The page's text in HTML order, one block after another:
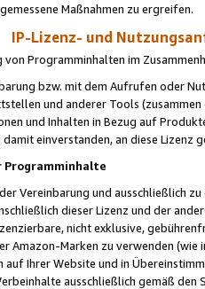
Maßnahmen zu ergreifen.
IP-Lizenz- und
von Programminhalten im
bzw. mit dem Aufrufen oder
und anderer Tools (zusammen
und Inhalten in Bezug auf
einverstanden, an diese Lizenz
Programminhalte
Vereinbarung und ausschließlich
dieser Lizenz und der
nicht exklusive,
Amazon-Marken zu verwenden
Ihrer Website und in
ausschließlich gemäß